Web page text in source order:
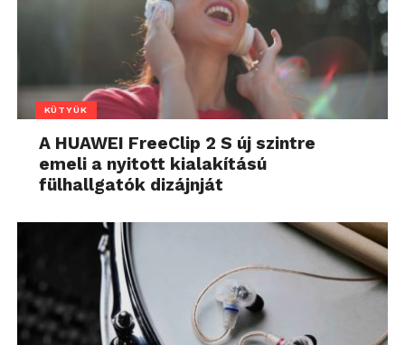
KÜTYÜK
A HUAWEI FreeClip 2 S új szintre
emeli a nyitott kialakítású
fülhallgatók dizájnját